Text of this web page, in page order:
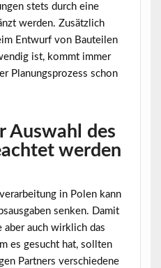
stets durch eine
werden. Zusätzlich
Entwurf von Bauteilen
ist, kommt immer
Planungsprozess schon
Auswahl des
werden
in Polenkann
senken. Damit
aber auch wirklich das
es gesucht hat, sollten
Partners verschiedene